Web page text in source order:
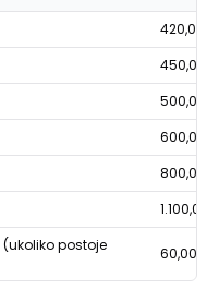
420,00
450,00
500,00
600,00
800,00
1.100,00
postoje
60,00